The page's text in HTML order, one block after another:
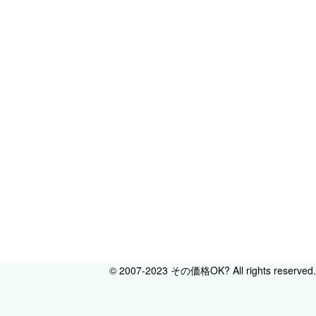
© 2007-2023 その価格OK? All rights reserved.